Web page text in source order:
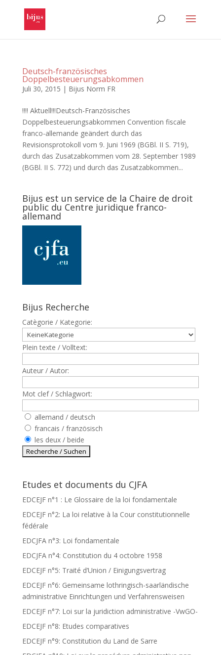
Deutsch-französisches
Doppelbesteuerungsabkommen
Juli 30, 2015 | Bijus Norm FR
!!!! Aktuell!!!Deutsch-Französisches
Doppelbesteuerungsabkommen Convention fiscale
franco-allemande geändert durch das
Revisionsprotokoll vom 9. Juni 1969 (BGBl. II S. 719),
durch das Zusatzabkommen vom 28. September 1989
(BGBl. II S. 772) und durch das Zusatzabkommen...
Bijus est un service de la Chaire de droit
public du Centre juridique franco-
allemand
Bijus Recherche
Catègorie / Kategorie:
Plein texte / Volltext:
Auteur / Autor:
Mot clef / Schlagwort:
allemand / deutsch
francais / französisch
les deux / beide
Etudes et documents du CJFA
EDCEJF n°1 : Le Glossaire de la loi fondamentale
EDCEJF n°2: La loi relative à la Cour constitutionnelle
fédérale
EDCJFA n°3: Loi fondamentale
EDCJFA n°4: Constitution du 4 octobre 1958
EDCEJF n°5: Traité d’Union / Einigungsvertrag
EDCEJF n°6: Gemeinsame lothringisch-saarländische
administrative Einrichtungen und Verfahrensweisen
EDCEJF n°7: Loi sur la juridiction administrative -VwGO-
EDCEJF n°8: Etudes comparatives
EDCEJF n°9: Constitution du Land de Sarre